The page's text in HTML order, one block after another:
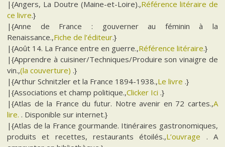
|{Angers, La Doutre (Maine-et-Loire).,Référence litéraire de
ce livre.}
|{Anne de France : gouverner au féminin à la
Renaissance.,Fiche de l’éditeur.}
|{Août 14. La France entre en guerre.,Référence litéraire.}
|{Apprendre à cuisiner/Techniques/Produire son vinaigre de
vin.,(la couverture) .}
|{Arthur Schnitzler et la France 1894-1938.,Le livre .}
|{Associations et champ politique.,Clicker Ici .}
|{Atlas de la France du futur. Notre avenir en 72 cartes.,A
lire. . Disponible sur internet.}
|{Atlas de la France gourmande. Itinéraires gastronomiques,
produits et recettes, restaurants étoilés.,L’ouvrage . A